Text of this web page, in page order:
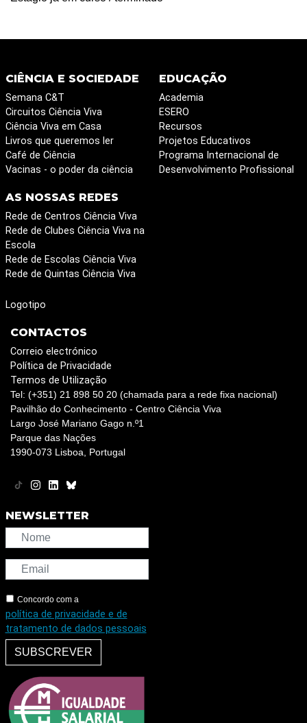
CIÊNCIA E SOCIEDADE
Semana C&T
Circuitos Ciência Viva
Ciência Viva em Casa
Livros que queremos ler
Café de Ciência
Vacinas - o poder da ciência
EDUCAÇÃO
Academia
ESERO
Recursos
Projetos Educativos
Programa Internacional de
Desenvolvimento Profissional
AS NOSSAS REDES
Rede de Centros Ciência Viva
Rede de Clubes Ciência Viva na
Escola
Rede de Escolas Ciência Viva
Rede de Quintas Ciência Viva
Logotipo
CONTACTOS
Correio electrónico
Política de Privacidade
Termos de Utilização
Tel: (+351) 21 898 50 20 (chamada para a rede fixa nacional)
Pavilhão do Conhecimento - Centro Ciência Viva
Largo José Mariano Gago n.º1
Parque das Nações
1990-073 Lisboa, Portugal
NEWSLETTER
Concordo com a
política de privacidade e de
tratamento de dados pessoais
SUBSCREVER